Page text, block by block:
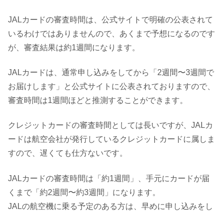
JALカードの審査時間は、公式サイトで明確の公表されて
いるわけではありませんので、あくまで予想になるのです
が、審査結果は約1週間になります。
JALカードは、通常申し込みをしてから「2週間〜3週間で
お届けします」と公式サイトに公表されておりますので、
審査時間は1週間ほどと推測することができます。
クレジットカードの審査時間としては長いですが、JALカ
ードは航空会社が発行しているクレジットカードに属しま
すので、遅くても仕方ないです。
JALカードの審査時間は「約1週間」、手元にカードが届
くまで「約2週間〜約3週間」になります。
JALの航空機に乗る予定のある方は、早めに申し込みをし